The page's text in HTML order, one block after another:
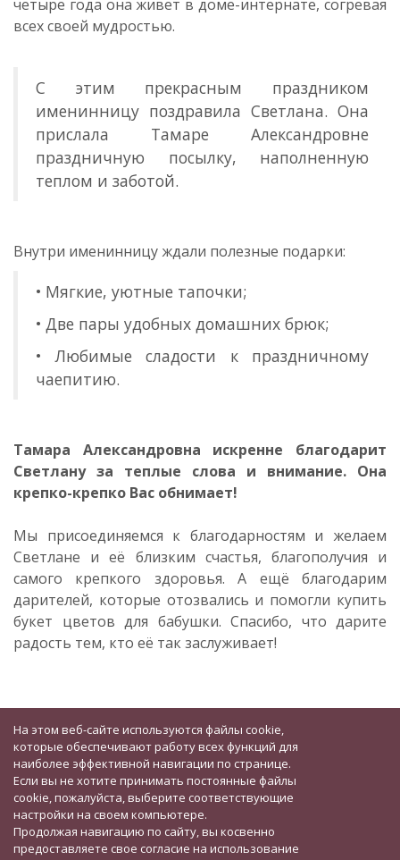
четыре года она живет в доме-интернате, согревая
всех своей мудростью.
С этим прекрасным праздником
именинницу поздравила Светлана. Она
прислала Тамаре Александровне
праздничную посылку, наполненную
теплом и заботой.
Внутри именинницу ждали полезные подарки:
• Мягкие, уютные тапочки;
• Две пары удобных домашних брюк;
• Любимые сладости к праздничному
чаепитию.
Тамара Александровна искренне благодарит
Светлану за теплые слова и внимание. Она
крепко-крепко Вас обнимает!
Мы присоединяемся к благодарностям и желаем
Светлане и её близким счастья, благополучия и
самого крепкого здоровья. А ещё благодарим
дарителей, которые отозвались и помогли купить
букет цветов для бабушки. Спасибо, что дарите
радость тем, кто её так заслуживает!
На этом веб-сайте используются файлы cookie,
которые обеспечивают работу всех функций для
наиболее эффективной навигации по странице.
Если вы не хотите принимать постоянные файлы
cookie, пожалуйста, выберите соответствующие
настройки на своем компьютере.
Продолжая навигацию по сайту, вы косвенно
предоставляете свое согласие на использование